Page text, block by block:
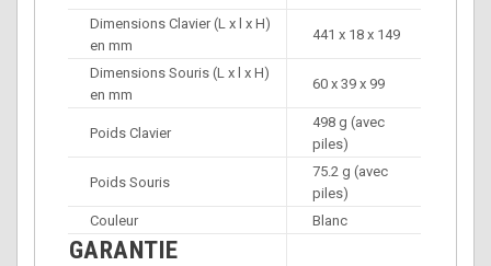
Dimensions Clavier (L x l x H)
en mm
441 x 18 x 149
Dimensions Souris (L x l x H)
en mm
60 x 39 x 99
Poids Clavier
498 g (avec
piles)
Poids Souris
75.2 g (avec
piles)
Couleur
Blanc
GARANTIE